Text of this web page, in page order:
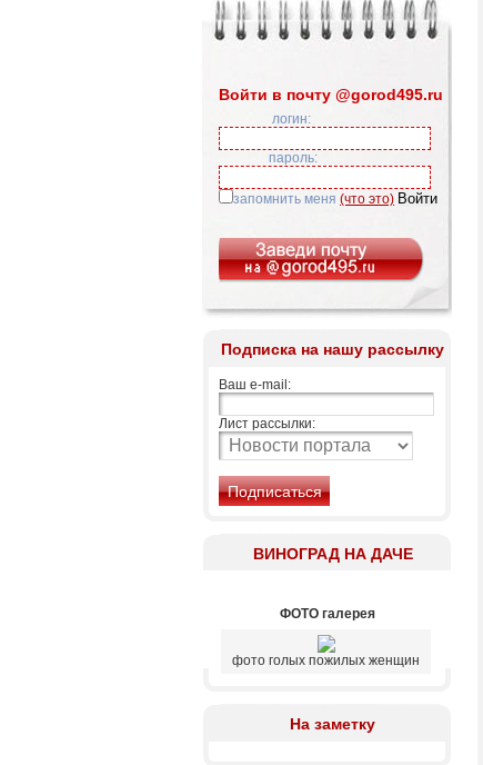
Войти в почту @gorod495.ru
логин:
пароль:
запомнить меня (что это)
Подписка на нашу рассылку
Ваш e-mail:
Лист рассылки:
ВИНОГРАД НА ДАЧЕ
ФОТО галерея
фото голых пожилых женщин
На заметку